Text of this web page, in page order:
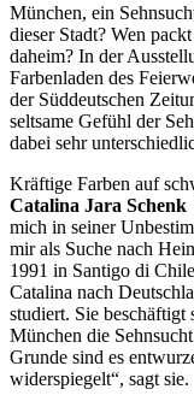
München, ein
dieser Stadt? Wen
daheim? In der
Farbenladen des
der Süddeutschen
seltsame Gefühl der
dabei sehr
Kräftige Farben auf
Catalina Jara Schenk
mich in seiner
mir als Suche nach
1991 in Santigo di
Catalina nach
studiert. Sie
München die
Grunde sind es
widerspiegelt“, sagt sie.